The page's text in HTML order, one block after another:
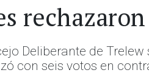
Deliberante de
con seis votos en